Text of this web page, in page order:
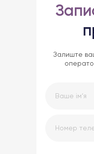
Залиште
Ваше ім‘я
Номер